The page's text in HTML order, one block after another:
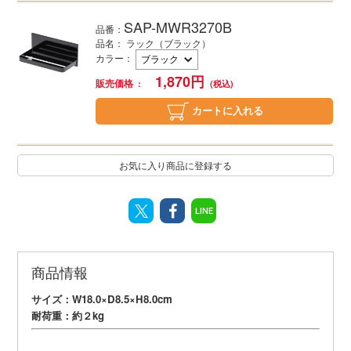
品番： SAP-MWR3270B
品名： ラック（ブラック）
カラー ：
販売価格
1,870円
カートに入れる
お気に入り商品に登録する
LINE
商品情報
サイズ：W18.0×D8.5×H8.0cm
耐荷重：約２kg